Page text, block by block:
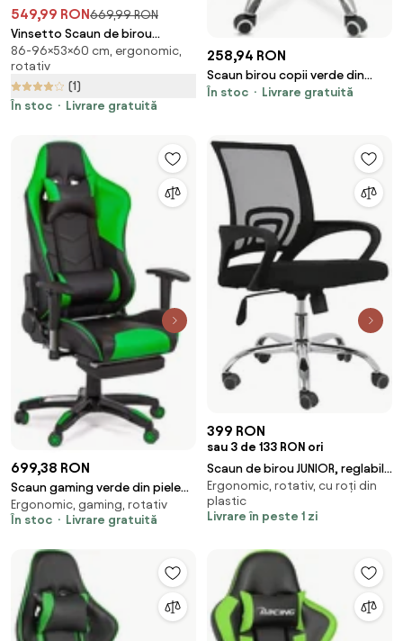
549,99 RON669,99 RON
Vinsetto Scaun de birou
Vintage, căptușit, din piele
ecologică, lemn și oțel,
53x60x86-96 cm, negru și maro
închis | Aosom Romania
86-96×53×60 cm, ergonomic,
rotativ
(1)
În stoc
Livrare gratuită
258,94 RON
Scaun birou copii verde din
catifea, rotativ și reglabil OFF
În stoc Livrare gratuită
699,38 RON
Scaun gaming verde din piele
ecologica cu design racing OFF
306
Ergonomic, gaming, rotativ
În stoc
Livrare gratuită
399 RON
sau 3 de 133 RON ori
Scaun de birou JUNIOR, reglabil
pe inaltime, Mesh, Negru
Ergonomic, rotativ, cu roți din
plastic
Livrare în peste 1 zi